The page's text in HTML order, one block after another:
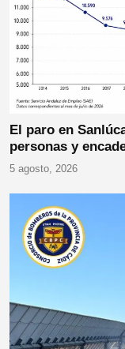
El paro en
personas y
5 agosto, 2026